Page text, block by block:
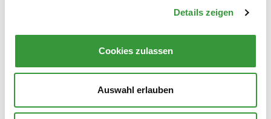
Details zeigen
Cookies zulassen
Auswahl erlauben
ANLIEFERSCHEIN GRÜNGUT